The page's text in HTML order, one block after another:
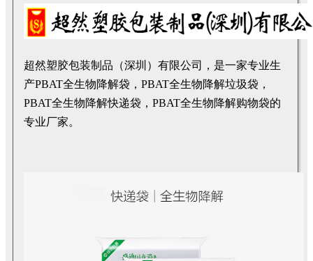
超然塑胶包装制品（深圳）有限公司，是一家专业生
产PBAT全生物降解袋，PBAT全生物降解垃圾袋，
PBAT全生物降解快递袋，PBAT全生物降解购物袋的
专业厂家。